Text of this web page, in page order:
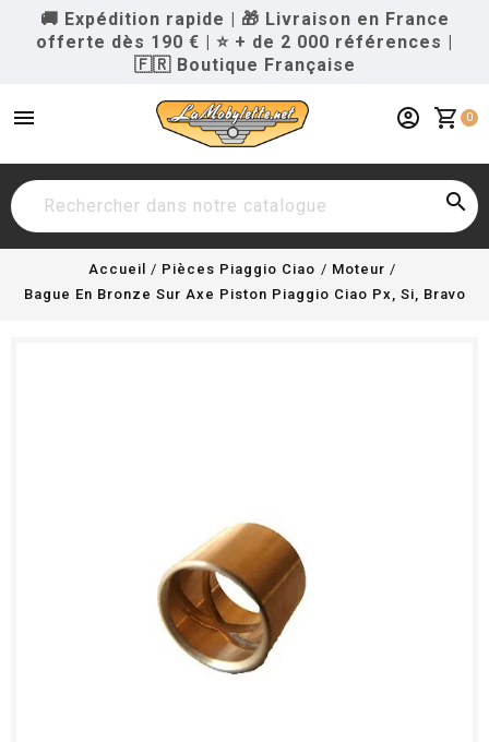
🚚 Expédition rapide | 🎁 Livraison en France
offerte dès 190 € | ⭐ + de 2 000 références |
🇫🇷 Boutique Française
menu shopping_cart 0
account_circle

Accueil Pièces Piaggio Ciao
Moteur
Bague En Bronze Sur Axe Piston Piaggio Ciao Px, Si, Bravo